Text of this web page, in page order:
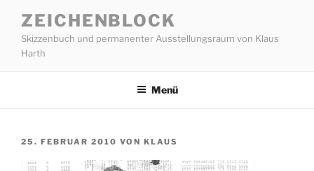
Inhalt
springen
ZEICHENBLOCK
Skizzenbuch und permanenter Ausstellungsraum von Klaus
Harth
Menü
VERÖFFENTLICHT
25. FEBRUAR 2010 VON KLAUS